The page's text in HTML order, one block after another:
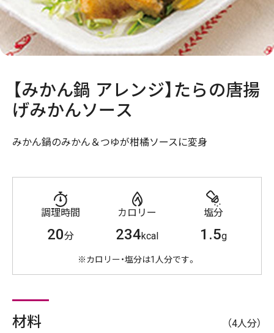
【みかん鍋 アレンジ】たらの唐揚
げみかんソース
みかん鍋のみかん＆つゆが柑橘ソースに変身
調理時間
20分
カロリー
234kcal
塩分
1.5g
※カロリー・塩分は1人分です。
材料 （4人分）